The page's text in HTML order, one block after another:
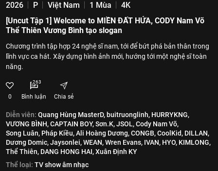
2026 P Việt Nam 1 Mùa
4K
[Uncut Tập 1] Welcome to MIỀN ĐẤT HỨA, CODY Nam Võ
Thể Thiên Vương Bình tạo slogan
Chương trình tập hợp 24 nghệ sĩ nam, tới để bứt phá bản thân trong
lĩnh vực ca hát. Xây dựng hình ảnh mới, hướng tới một nghệ sĩ toàn
năng.
0
263
Bình luận Chia sẻ
Diễn viên: Quang Hùng MasterD, buitruonglinh, HURRYKNG,
VƯƠNG BÌNH,CAPTAIN BOY,Sơn.K,JSOL,Cody Nam Võ,
Song Luân, Pháp Kiều,Ali Hoàng Dương,CONGB,CoolKid, DILLAN,
Dương Domic,Jaysonlei,WEAN,Wren Evans, IVAN, HYO, KIMLONG,
Thể Thiên, DANG HONG HAI,Xuân Định KY
Thể loại: TV show âm nhạc